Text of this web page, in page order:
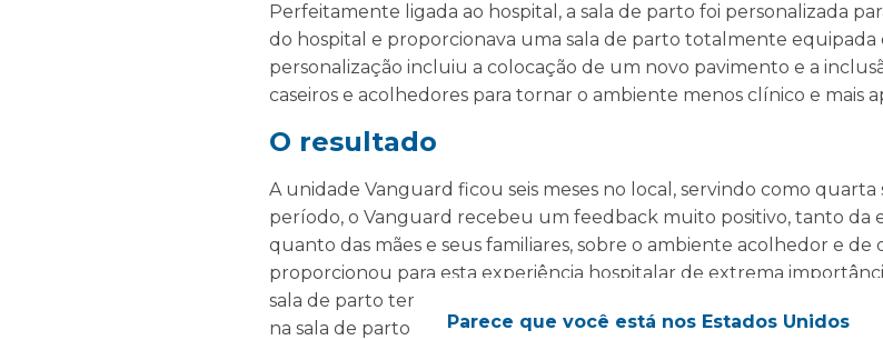
Perfeitamente ligada ao hospital, a sala de parto foi personalizada
do hospital e proporcionava uma sala de parto totalmente equipada
personalização incluiu a colocação de um novo pavimento e a
caseiros e acolhedores para tornar o ambiente menos clínico e mais
O resultado
A unidade Vanguard ficou seis meses no local, servindo como quarta
período, o Vanguard recebeu um feedback muito positivo, tanto da
quanto das mães e seus familiares, sobre o ambiente acolhedor e
proporcionou para esta experiência hospitalar de extrema
sala de parto temporária – totalizando cerca de 125 bebês recém-
na sala de parto móvel da Q-bital!Parece que você está nos Estados Unidos